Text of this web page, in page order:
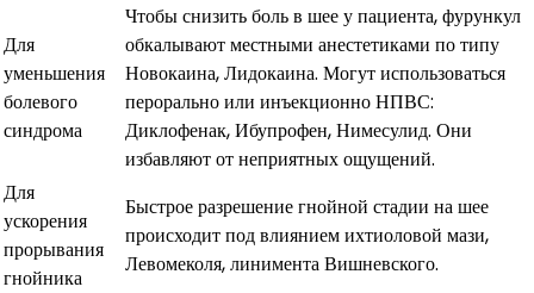
Для
уменьшения
болевого
синдрома
Чтобы снизить боль в шее у пациента, фурункул
обкалывают местными анестетиками по типу
Новокаина, Лидокаина. Могут использоваться
перорально или инъекционно НПВС:
Диклофенак, Ибупрофен, Нимесулид. Они
избавляют от неприятных ощущений.
Для
ускорения
прорывания
гнойника
Быстрое разрешение гнойной стадии на шее
происходит под влиянием ихтиоловой мази,
Левомеколя, линимента Вишневского.